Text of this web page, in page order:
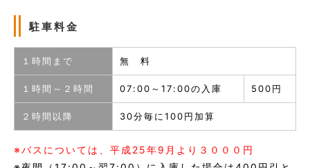
駐車料金
１時間まで 無 料
１時間～２時間 07:00～17:00の入庫 500円
２時間以降 30分毎に100円加算
※バスについては、平成25年9月より３０００円